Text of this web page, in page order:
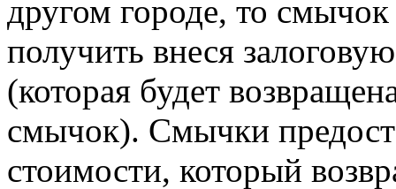
другом городе, то
получить внеся
(которая будет
смычок). Смычки
стоимости, который